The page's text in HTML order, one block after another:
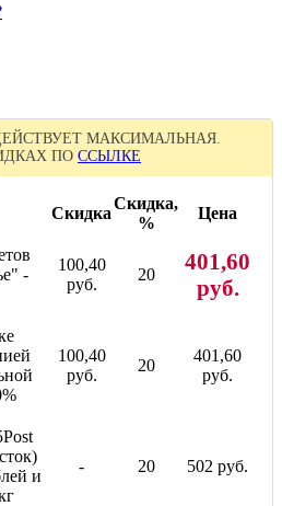
МАКСИМАЛЬНАЯ.
ПО ССЫЛКЕ
Скидка
Скидка,
%
Цена
-
100,40
руб.
20
401,60
руб.
100,40
руб.
20
401,60
руб.
и
- 20 502 руб.